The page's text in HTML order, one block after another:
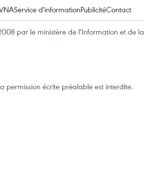
Service d'informationPublicitéContact
par le ministère de l'Information et de la
permission écrite préalable est interdite.